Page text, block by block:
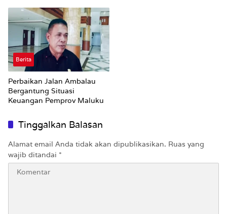
Berita
Perbaikan Jalan Ambalau
Bergantung Situasi
Keuangan Pemprov Maluku
Tinggalkan Balasan
Alamat email Anda tidak akan dipublikasikan. Ruas yang
wajib ditandai *